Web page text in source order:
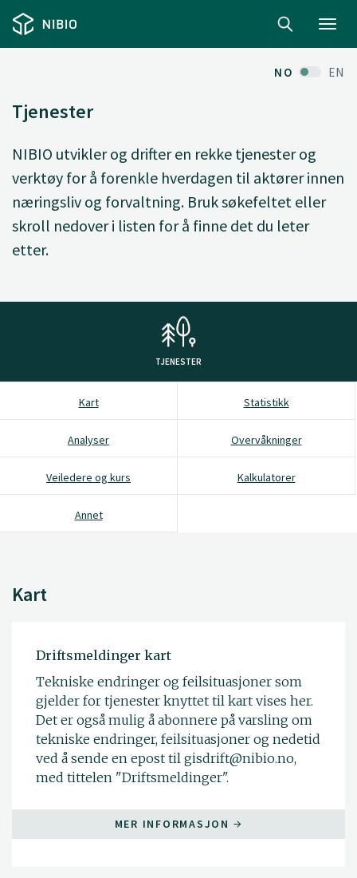
NO EN
Tjenester
NIBIO utvikler og drifter en rekke tjenester og
verktøy for å forenkle hverdagen til aktører innen
næringsliv og forvaltning. Bruk søkefeltet eller
skroll nedover i listen for å finne det du leter
etter.
TJENESTER
Kart Statistikk
Analyser Overvåkninger
Veiledere og kurs Kalkulatorer
Annet
Kart
Driftsmeldinger kart
Tekniske endringer og feilsituasjoner som
gjelder for tjenester knyttet til kart vises her.
Det er også mulig å abonnere på varsling om
tekniske endringer, feilsituasjoner og nedetid
ved å sende en epost til gisdrift@nibio.no,
med tittelen "Driftsmeldinger".
MER INFORMASJON